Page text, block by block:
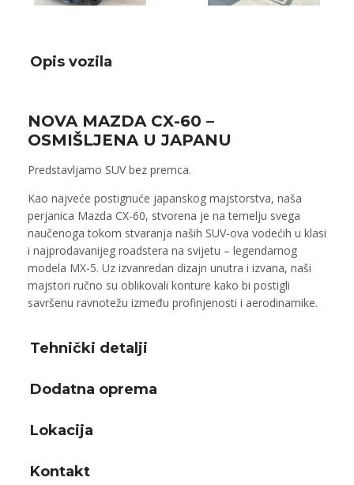
Opis vozila
NOVA MAZDA CX-60 –
OSMIŠLJENA U JAPANU
Predstavljamo SUV bez premca.
Kao najveće postignuće japanskog majstorstva, naša
perjanica Mazda CX-60, stvorena je na temelju svega
naučenoga tokom stvaranja naših SUV-ova vodećih u klasi
i najprodavanijeg roadstera na svijetu – legendarnog
modela MX-5. Uz izvanredan dizajn unutra i izvana, naši
majstori ručno su oblikovali konture kako bi postigli
savršenu ravnotežu između profinjenosti i aerodinamike.
Tehnički detalji
Dodatna oprema
Lokacija
Kontakt